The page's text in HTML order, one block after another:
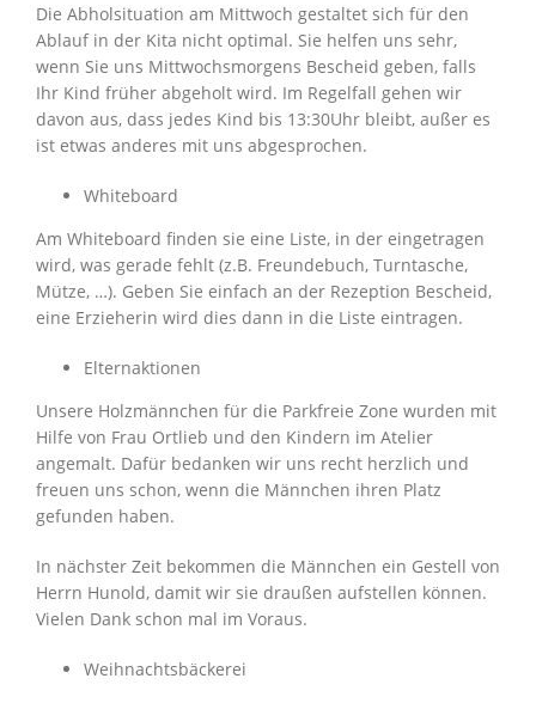
Die Abholsituation am Mittwoch gestaltet sich für den
Ablauf in der Kita nicht optimal. Sie helfen uns sehr,
wenn Sie uns Mittwochsmorgens Bescheid geben, falls
Ihr Kind früher abgeholt wird. Im Regelfall gehen wir
davon aus, dass jedes Kind bis 13:30Uhr bleibt, außer es
ist etwas anderes mit uns abgesprochen.
Whiteboard
Am Whiteboard finden sie eine Liste, in der eingetragen
wird, was gerade fehlt (z.B. Freundebuch, Turntasche,
Mütze, …). Geben Sie einfach an der Rezeption Bescheid,
eine Erzieherin wird dies dann in die Liste eintragen.
Elternaktionen
Unsere Holzmännchen für die Parkfreie Zone wurden mit
Hilfe von Frau Ortlieb und den Kindern im Atelier
angemalt. Dafür bedanken wir uns recht herzlich und
freuen uns schon, wenn die Männchen ihren Platz
gefunden haben.
In nächster Zeit bekommen die Männchen ein Gestell von
Herrn Hunold, damit wir sie draußen aufstellen können.
Vielen Dank schon mal im Voraus.
Weihnachtsbäckerei